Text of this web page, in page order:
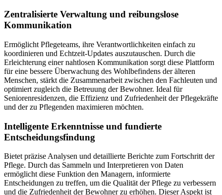
Zentralisierte Verwaltung und reibungslose
Kommunikation
Ermöglicht Pflegeteams, ihre Verantwortlichkeiten einfach zu
koordinieren und Echtzeit-Updates auszutauschen. Durch die
Erleichterung einer nahtlosen Kommunikation sorgt diese Plattform
für eine bessere Überwachung des Wohlbefindens der älteren
Menschen, stärkt die Zusammenarbeit zwischen den Fachleuten und
optimiert zugleich die Betreuung der Bewohner. Ideal für
Seniorenresidenzen, die Effizienz und Zufriedenheit der Pflegekräfte
und der zu Pflegenden maximieren möchten.
Intelligente Erkenntnisse und fundierte
Entscheidungsfindung
Bietet präzise Analysen und detaillierte Berichte zum Fortschritt der
Pflege. Durch das Sammeln und Interpretieren von Daten
ermöglicht diese Funktion den Managern, informierte
Entscheidungen zu treffen, um die Qualität der Pflege zu verbessern
und die Zufriedenheit der Bewohner zu erhöhen. Dieser Aspekt ist